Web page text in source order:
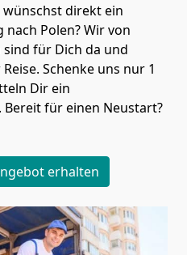
wünschst direkt ein
Polen? Wir von
sind für Dich da und
Schenke uns nur 1
Dir ein
für einen Neustart?
erhalten